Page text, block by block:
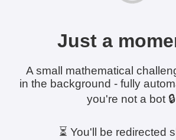
Just a
A small mathematical
in the background - fully
you're not a bot
⏳ You'll be redirected